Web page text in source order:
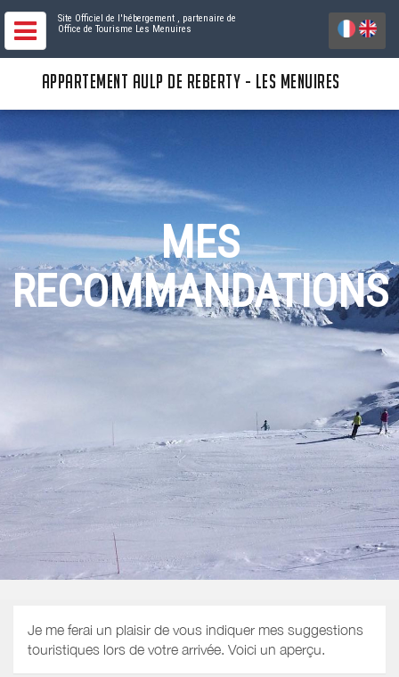
Site Officiel de l'hébergement , partenaire de
Office de Tourisme Les Menuires
APPARTEMENT AULP DE REBERTY - LES MENUIRES
MES
RECOMMANDATIONS
Je me ferai un plaisir de vous indiquer mes suggestions
touristiques lors de votre arrivée. Voici un aperçu.